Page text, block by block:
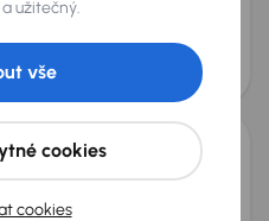
Akční cena
310 000 Kč
3.2 TDCi
užitečný.
cookies
cookies
vše